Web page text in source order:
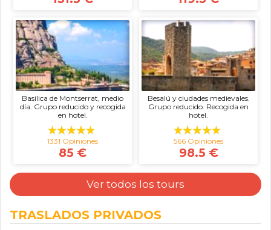
Basílica de Montserrat, medio
día. Grupo reducido y recogida
en hotel.
1331 Opiniones
85 €
Besalú y ciudades medievales.
Grupo reducido. Recogida en
hotel.
566 Opiniones
98.5 €
Ver todos los tours
TRASLADOS PRIVADOS